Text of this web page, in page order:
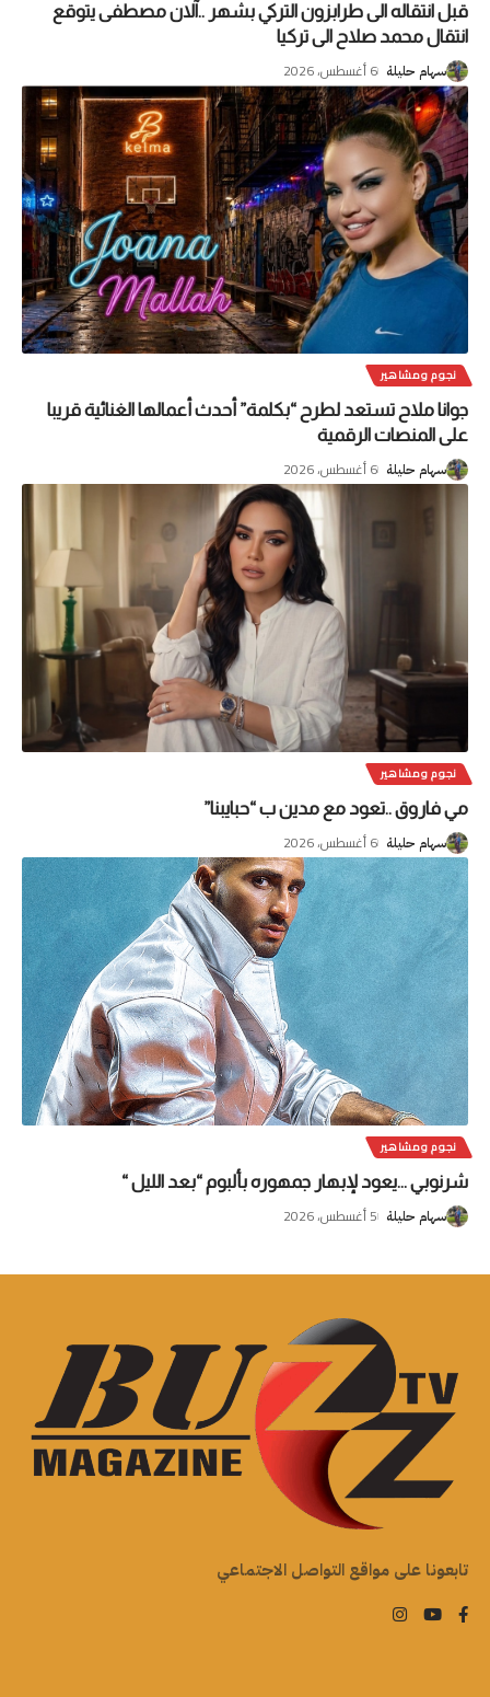
قبل انتقاله الى طرابزون التركي بشهر ..آلان مصطفى يتوقع
انتقال محمد صلاح الى تركيا
سهام حليلة 6 أغسطس، 2026
نجوم ومشاهير
جوانا ملاح تستعد لطرح “بكلمة” أحدث أعمالها الغنائية قريبا
على المنصات الرقمية
سهام حليلة 6 أغسطس، 2026
نجوم ومشاهير
مي فاروق ..تعود مع مدين ب “حبايبنا”
سهام حليلة 6 أغسطس، 2026
نجوم ومشاهير
شرنوبي …يعود لإبهار جمهوره بألبوم “بعد الليل “
سهام حليلة 5 أغسطس، 2026
تابعونا على مواقع التواصل الاجتماعي